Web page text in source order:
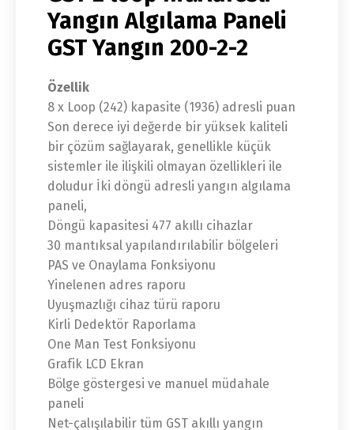
Yangın Algılama Paneli
GST Yangın 200-2-2
Özellik
8 x Loop (242) kapasite (1936) adresli puan
Son derece iyi değerde bir yüksek kaliteli
bir çözüm sağlayarak, genellikle küçük
sistemler ile ilişkili olmayan özellikleri ile
doludur İki döngü adresli yangın algılama
paneli,
Döngü kapasitesi 477 akıllı cihazlar
30 mantıksal yapılandırılabilir bölgeleri
PAS ve Onaylama Fonksiyonu
Yinelenen adres raporu
Uyuşmazlığı cihaz türü raporu
Kirli Dedektör Raporlama
One Man Test Fonksiyonu
Grafik LCD Ekran
Bölge göstergesi ve manuel müdahale
paneli
Net-çalışılabilir tüm GST akıllı yangın